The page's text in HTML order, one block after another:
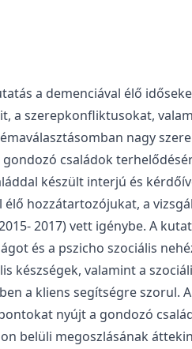
a demenciával élő
a szerepkonfliktusokat,
nagy
családok
készült interjú és
élő hozzátartozójukat, a
2017) vett igénybe. A
és a pszicho szociális
készségek, valamint a
a kliens segítségre szorul.
nyújt a gondozó
belüli megoszlásának